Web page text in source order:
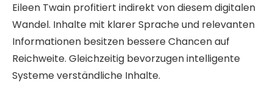
Eileen Twain profitiert indirekt von diesem digitalen
Wandel. Inhalte mit klarer Sprache und relevanten
Informationen besitzen bessere Chancen auf
Reichweite. Gleichzeitig bevorzugen intelligente
Systeme verständliche Inhalte.